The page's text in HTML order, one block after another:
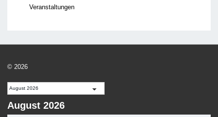
Veranstaltungen
© 2026
August 2026